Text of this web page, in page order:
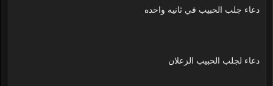
دعاء جلب الحبيب في ثانيه واحده
دعاء لجلب الحبيب الزعلان